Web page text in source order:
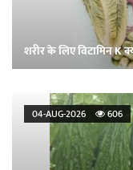
शरीर के लिए विटामिन K
04-AUG-2026 606